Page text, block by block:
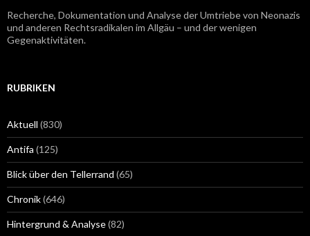
Recherche, Dokumentation und Analyse der Umtriebe von Neonazis
und anderen Rechtsradikalen im Allgäu – und der wenigen
Gegenaktivitäten.
RUBRIKEN
Aktuell (830)
Antifa (125)
Blick über den Tellerrand (65)
Chronik(646)
Hintergrund & Analyse(82)